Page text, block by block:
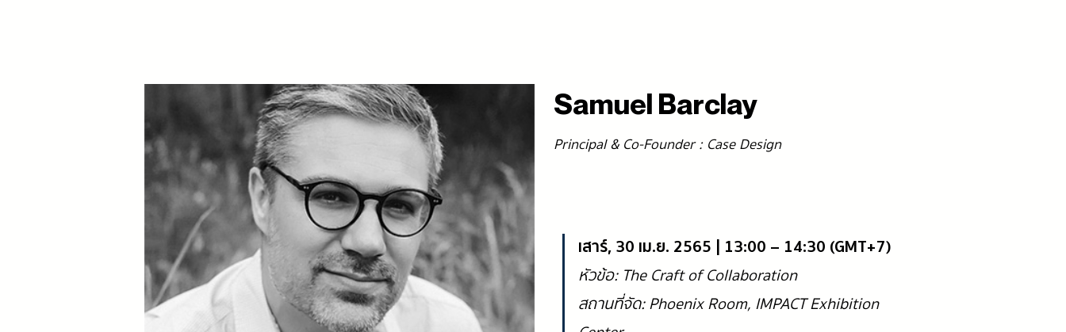
Samuel Barclay
เสาร์, 30 เม.ย. 2565 | 13:00 – 14:30 (GMT+7)
หัวข้อ: The Craft of Collaboration
สถานที่จัด: Phoenix Room, IMPACT Exhibition
Principal & Co-Founder : Case Design